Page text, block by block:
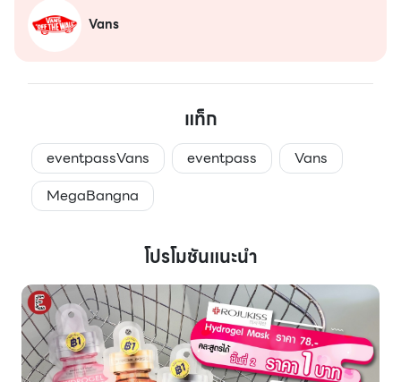
Vans
แท็ก
eventpassVans eventpass
Vans
MegaBangna
โปรโมชันแนะนำ